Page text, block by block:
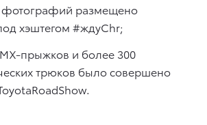
фотографий размещено
хэштегом #ждуChr;
прыжков и более 300
трюков было совершено